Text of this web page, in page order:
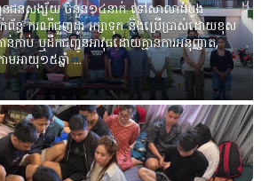
ញ្ជូនជនសង្ស័យ ចំនួន១៤នាក់ ទៅសាលាដំបូង
ក់ព័ន្ធ ករណីជួញដូរ រក្សាទុក និងប្រើប្រាស់ដោយខុស
កាប់ ឬដឹកជញ្ជូនអាវុធដោយគ្មានការអនុញ្ញាត,
អាយុ១៥ឆ្នាំ ...